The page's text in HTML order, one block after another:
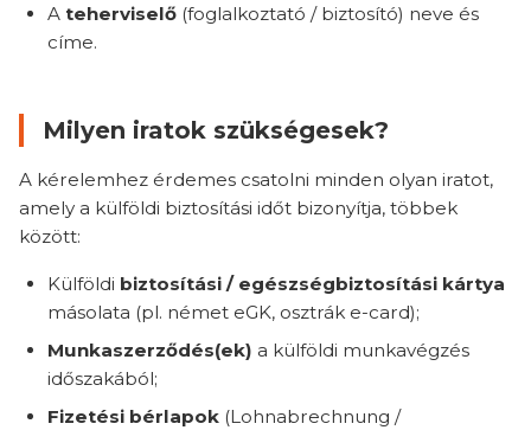
A teherviselő (foglalkoztató / biztosító) neve és
címe.
Milyen iratok szükségesek?
A kérelemhez érdemes csatolni minden olyan iratot,
amely a külföldi biztosítási időt bizonyítja, többek
között:
Külföldi biztosítási / egészségbiztosítási kártya
másolata (pl. német eGK, osztrák e-card);
Munkaszerződés(ek) a külföldi munkavégzés
időszakából;
Fizetési bérlapok (Lohnabrechnung /